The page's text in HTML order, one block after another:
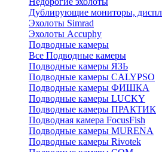
Дублирующие мониторы,
Эхолоты Simrad
Эхолоты Accuphy
Подводные камеры
Все Подводные камеры
Подводные камеры ЯЗЬ
Подводные камеры CALYPSO
Подводные камеры ФИШКА
Подводные камеры LUCKY
Подводные камеры ПРАКТИК
Подводная камера FocusFish
Подводные камеры MURENA
Подводные камеры Rivotek